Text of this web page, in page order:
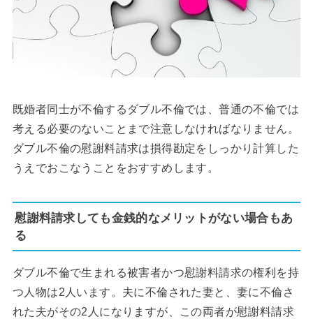
既婚者同士が不倫するダブル不倫では、普通の不倫では
考える必要のないことまで注意しなければなりません。
ダブル不倫の慰謝料請求は損得勘定をしっかり計算した
うえでおこなうことをおすすめします。
慰謝料請求しても金銭的なメリットがない場合もあ
る
ダブル不倫で生まれる被害者かつ慰謝料請求の権利を持
つ人物は2人います。夫に不倫された妻と、妻に不倫さ
れた夫がその2人になりますが、この両者が慰謝料請求